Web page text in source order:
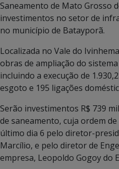
Saneamento de Mato Grosso
investimentos no setor de
no município de Batayporã.
Localizada no Vale do
obras de ampliação do
incluindo a execução de
esgoto e 195 ligações
Serão investimentos R$ 739
de saneamento, cuja ordem
último dia 6 pelo diretor-
Marcílio, e pelo diretor de
empresa, Leopoldo Gogoy do